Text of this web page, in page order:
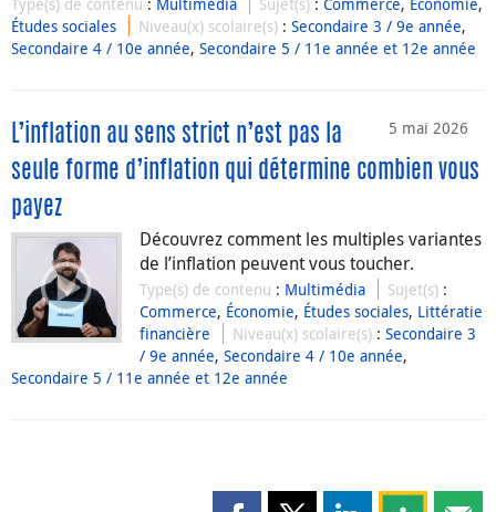
Études sociales
Niveau(x) scolaire(s) :Secondaire 3 / 9e année,
Secondaire 4 / 10e année, Secondaire 5 / 11e année et 12e année
5 mai 2026
L’inflation au sens strict n’est pas la
seule forme d’inflation qui détermine combien vous
payez
Découvrez comment les multiples variantes
de l’inflation peuvent vous toucher.
Type(s) de contenu : Multimédia Sujet(s) :
Commerce, Économie, Études sociales, Littératie
financière
Niveau(x) scolaire(s) :Secondaire 3
/ 9e année, Secondaire 4 / 10e année,
Secondaire 5 / 11e année et 12e année